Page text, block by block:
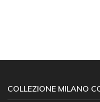
COLLEZIONE MILANO